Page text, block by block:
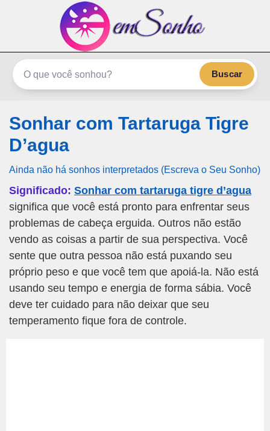
emSonho.com
Os sonhos significam mais
Buscar
Sonhar com Tartaruga Tigre
D’agua
Ainda não há sonhos interpretados (Escreva o Seu Sonho)
Significado: Sonhar com tartaruga tigre d’agua
significa que você está pronto para enfrentar seus
problemas de cabeça erguida. Outros não estão
vendo as coisas a partir de sua perspectiva. Você
sente que outra pessoa não está puxando seu
próprio peso e que você tem que apoiá-la. Não está
usando seu tempo e energia de forma sábia. Você
deve ter cuidado para não deixar que seu
temperamento fique fora de controle.